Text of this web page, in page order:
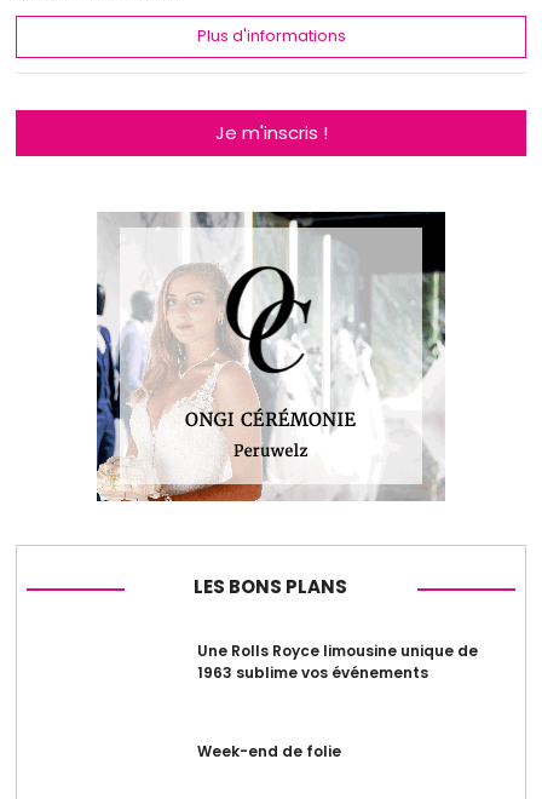
Plus d'informations
Je m'inscris !
LES BONS PLANS
Une Rolls Royce limousine unique de
1963 sublime vos événements
Week-end de folie